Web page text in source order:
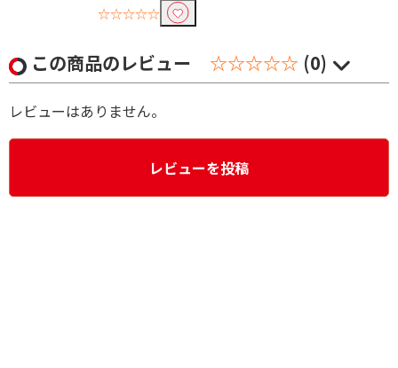
☆☆☆☆☆
この商品のレビュー ☆☆☆☆☆ (0)
レビューはありません。
レビューを投稿